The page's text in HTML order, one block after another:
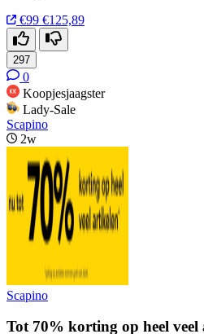
€99 €125,89
297
0
Koopjesjaagster
Lady-Sale
Scapino
2w
Scapino
Tot 70% korting op heel veel